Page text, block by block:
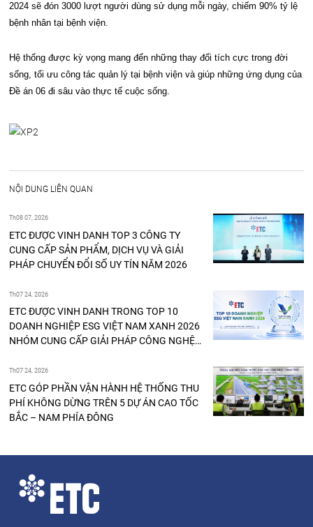
2024 sẽ đón 3000 lượt người dùng sử dụng mỗi ngày, chiếm 90% tỷ lệ
bệnh nhân tại bệnh viện.
Hệ thống được kỳ vọng mang đến những thay đổi tích cực trong đời
sống, tối ưu công tác quản lý tại bệnh viện và giúp những ứng dụng của
Đề án 06 đi sâu vào thực tế cuộc sống.
NỘI DUNG LIÊN QUAN
Th08 07, 2026
ETC ĐƯỢC VINH DANH TOP 3 CÔNG TY
CUNG CẤP SẢN PHẨM, DỊCH VỤ VÀ GIẢI
PHÁP CHUYỂN ĐỔI SỐ UY TÍN NĂM 2026
Th07 24, 2026
ETC ĐƯỢC VINH DANH TRONG TOP 10
DOANH NGHIỆP ESG VIỆT NAM XANH 2026
NHÓM CUNG CẤP GIẢI PHÁP CÔNG NGHỆ
Th07 24, 2026
ETC GÓP PHẦN VẬN HÀNH HỆ THỐNG THU
PHÍ KHÔNG DỪNG TRÊN 5 DỰ ÁN CAO TỐC
BẮC – NAM PHÍA ĐÔNG